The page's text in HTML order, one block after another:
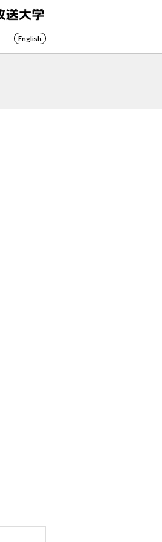
English